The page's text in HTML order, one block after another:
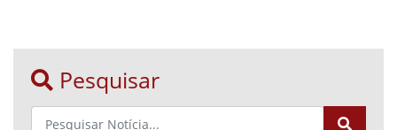
Pesquisar